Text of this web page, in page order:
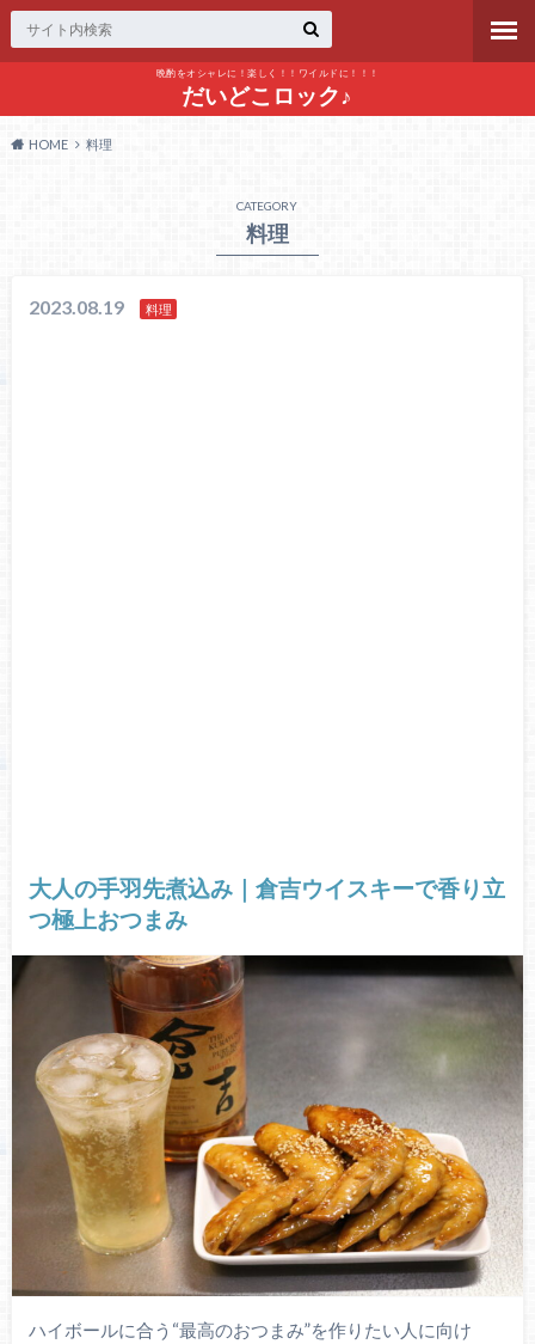
晩酌をオシャレに！楽しく！！ワイルドに！！！
だいどこロック♪
HOME 料理
CATEGORY
料理
2023.08.19 料理
大人の手羽先煮込み｜倉吉ウイスキーで香り立
つ極上おつまみ
ハイボールに合う“最高のおつまみ”を作りたい人に向け